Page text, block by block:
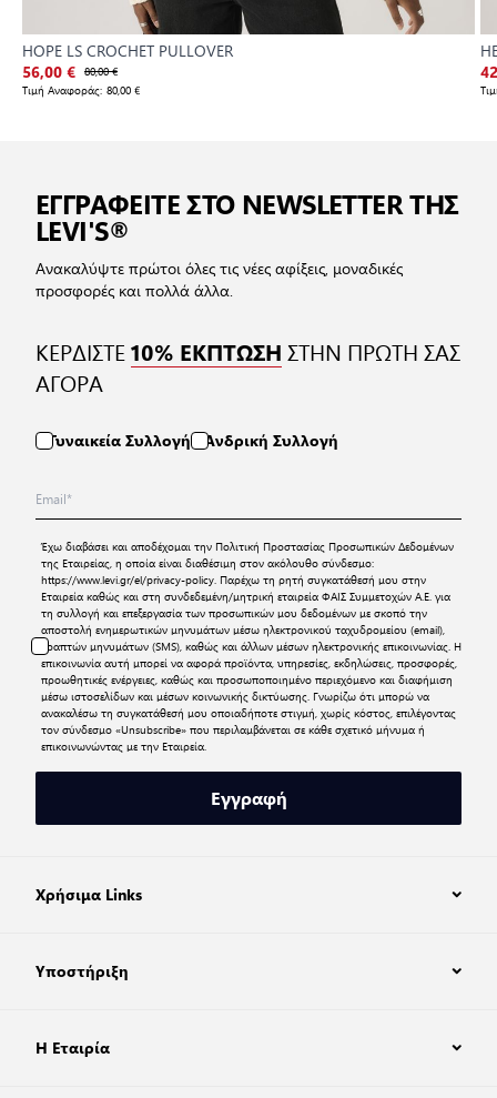
HOPE LS CROCHET PULLOVER
56,00 € 80,00 €
Τιμή Αναφοράς: 80,00 €
ΕΓΓΡΑΦΕΙΤΕ ΣΤΟ NEWSLETTER ΤΗΣ
LEVI'S®
Ανακαλύψτε πρώτοι όλες τις νέες αφίξεις, μοναδικές
προσφορές και πολλά άλλα.
ΚΕΡΔΙΣΤΕ10% ΕΚΠΤΩΣΗ ΣΤΗΝ ΠΡΩΤΗ ΣΑΣ
ΑΓΟΡΑ
Γυναικεία Συλλογή Ανδρική Συλλογή
Έχω διαβάσει και αποδέχομαι την Πολιτική Προστασίας Προσωπικών Δεδομένων
της Εταιρείας, η οποία είναι διαθέσιμη στον ακόλουθο σύνδεσμο:
https://www.levi.gr/el/privacy-policy. Παρέχω τη ρητή συγκατάθεσή μου στην
Εταιρεία καθώς και στη συνδεδεμένη/μητρική εταιρεία ΦΑΙΣ Συμμετοχών Α.Ε. για
τη συλλογή και επεξεργασία των προσωπικών μου δεδομένων με σκοπό την
αποστολή ενημερωτικών μηνυμάτων μέσω ηλεκτρονικού ταχυδρομείου (email),
γραπτών μηνυμάτων (SMS), καθώς και άλλων μέσων ηλεκτρονικής επικοινωνίας. Η
επικοινωνία αυτή μπορεί να αφορά προϊόντα, υπηρεσίες, εκδηλώσεις, προσφορές,
προωθητικές ενέργειες, καθώς και προσωποποιημένο περιεχόμενο και διαφήμιση
μέσω ιστοσελίδων και μέσων κοινωνικής δικτύωσης. Γνωρίζω ότι μπορώ να
ανακαλέσω τη συγκατάθεσή μου οποιαδήποτε στιγμή, χωρίς κόστος, επιλέγοντας
τον σύνδεσμο «Unsubscribe» που περιλαμβάνεται σε κάθε σχετικό μήνυμα ή
επικοινωνώντας με την Εταιρεία.
Εγγραφή
Χρήσιμα Links
Υποστήριξη
Η Εταιρία